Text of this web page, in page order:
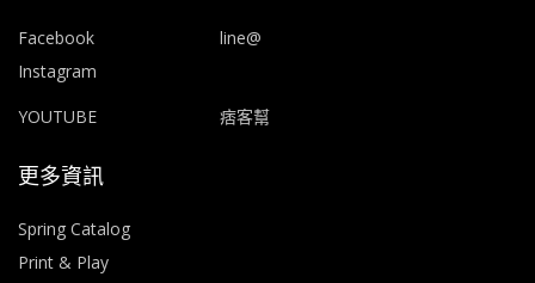
Facebook
line@
Instagram
YOUTUBE
痞客幫
更多資訊
Spring Catalog
Print & Play